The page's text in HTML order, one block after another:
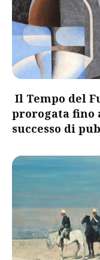
Il Tempo del
prorogata fino
successo di